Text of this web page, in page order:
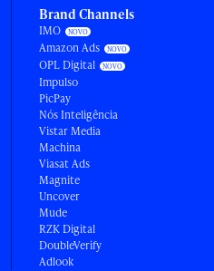
Brand Channels
IMO
Amazon Ads
OPL Digital
Impulso
PicPay
Nós Inteligência
Vistar Media
Machina
Viasat Ads
Magnite
Uncover
Mude
RZK Digital
DoubleVerify
Adlook